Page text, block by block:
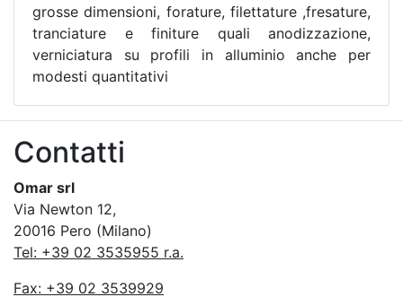
grosse dimensioni, forature, filettature ,fresature,
tranciature e finiture quali anodizzazione,
verniciatura su profili in alluminio anche per
modesti quantitativi
Contatti
Omar srl
Via Newton 12,
20016 Pero (Milano)
Tel: +39 02 3535955 r.a.
Fax: +39 02 3539929